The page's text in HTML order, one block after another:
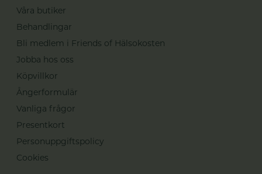
Våra butiker
Behandlingar
Bli medlem i Friends of Hälsokosten
Jobba hos oss
Köpvillkor
Ångerformulär
Vanliga frågor
Presentkort
Personuppgiftspolicy
Cookies